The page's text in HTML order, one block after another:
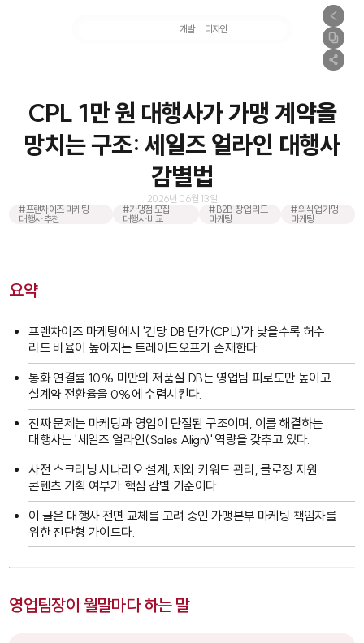
개발 디자인
CPL 1만 원 대행사가 가맹 계약을
망치는 구조: 세일즈 얼라인 대행사
감별법
2026년 06월 13일
#프랜차이즈 마케팅
대행사 추천
#가맹점 모집
대행사 비교
#B2B 창업 리드
마케팅
#외식업 가맹
마케팅
요약
프랜차이즈 마케팅에서 '건당 DB 단가(CPL)'가 낮을수록 허수
리드 비율이 높아지는 트레이드오프가 존재한다.
통화 연결률 10% 미만의 저품질 DB는 영업팀 피로도만 높이고
실계약 전환율을 0%에 수렴시킨다.
진짜 문제는 마케팅과 영업이 단절된 구조이며, 이를 해결하는
대행사는 '세일즈 얼라인(Sales Align)' 역량을 갖추고 있다.
사전 스크리닝 시나리오 설계, 제외 키워드 관리, 클로징 지원
콘텐츠 기획 여부가 핵심 감별 기준이다.
이 글은 대행사 전면 교체를 고려 중인 가맹본부 마케팅 책임자를
위한 진단형 가이드다.
영업팀장이 월말마다 하는 말